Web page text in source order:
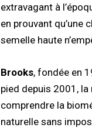
extravagant à
en prouvant qu’une
semelle haute
Brooks, fondée en
pied depuis 2001,
comprendre la
naturelle sans